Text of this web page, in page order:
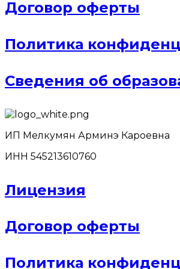
Договор оферты
Политика
Сведения об
ИП Мелкумян Арминэ Кароевна
ИНН 545213610760
Лицензия
Договор оферты
Политика